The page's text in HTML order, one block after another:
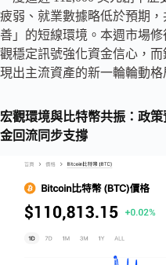
疲弱、就業數據略低於預期
善」的短線環境。本週市場
觀穩定訊號強化資金信心，
現出主流資產的新一輪輪動格
宏觀環境與比特幣共振：政
金回流同步支撐